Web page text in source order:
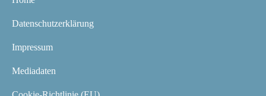
Datenschutzerklärung
Impressum
Mediadaten